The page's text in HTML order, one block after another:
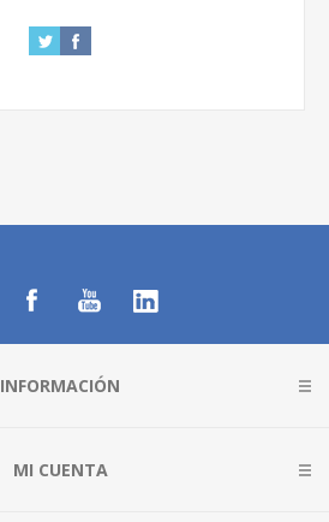
INFORMACIÓN
MI CUENTA